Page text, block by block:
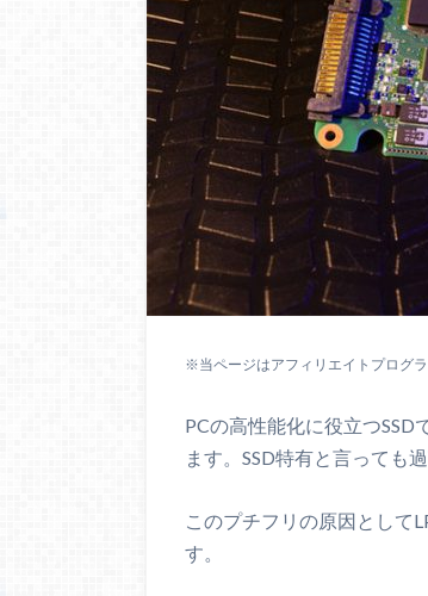
※当ページはアフィリエイトプログラ
PCの高性能化に役立つ
ます。SSD特有と言っても
このプチフリの原因として
す。